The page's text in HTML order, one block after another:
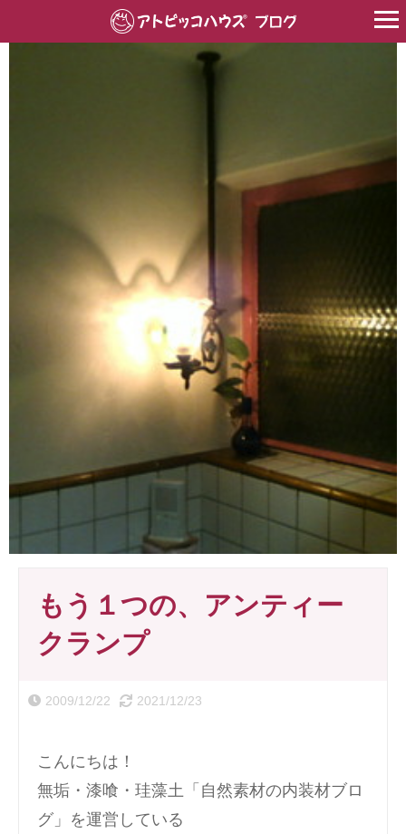
>漆喰>もう１つの、アンティークランプ
もう１つの、アンティー
クランプ
2009/12/22 2021/12/23
こんにちは！
無垢・漆喰・珪藻土「自然素材の内装材ブロ
グ」を運営している